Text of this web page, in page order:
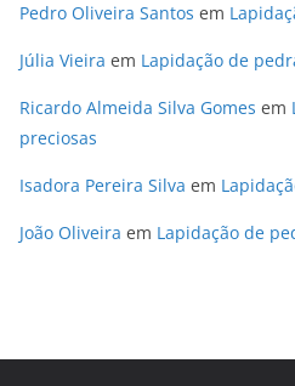
Pedro Oliveira Santos em
Júlia Vieira em Lapidação de
Ricardo Almeida Silva Gomes em
preciosas
Isadora Pereira Silva em
João Oliveira em Lapidação de